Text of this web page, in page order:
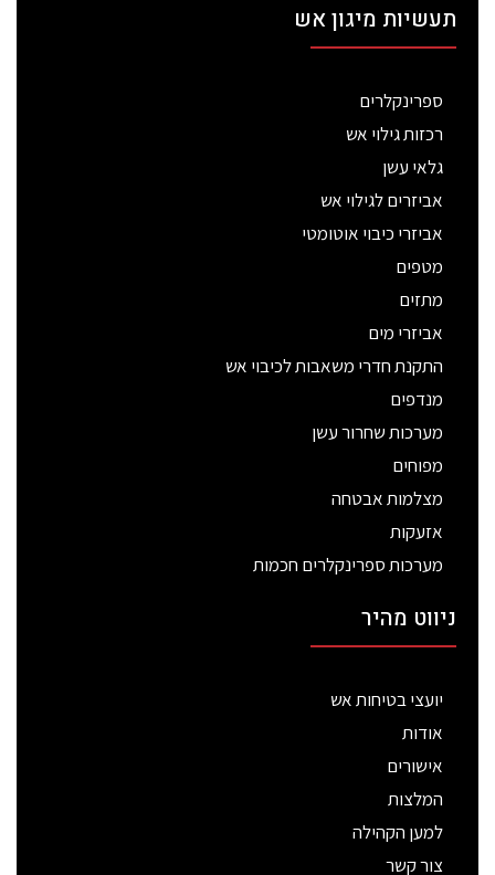
תעשיות מיגון אש
ספרינקלרים
רכזות גילוי אש
גלאי עשן
אביזרים לגילוי אש
אביזרי כיבוי אוטומטי
מטפים
מתזים
אביזרי מים
התקנת חדרי משאבות לכיבוי אש
מנדפים
מערכות שחרור עשן
מפוחים
מצלמות אבטחה
אזעקות
מערכות ספרינקלרים חכמות
ניווט מהיר
יועצי בטיחות אש
אודות
אישורים
המלצות
למען הקהילה
צור קשר